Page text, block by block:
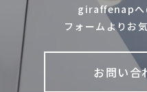
giraffenapへ
フォームよりお
お問い合